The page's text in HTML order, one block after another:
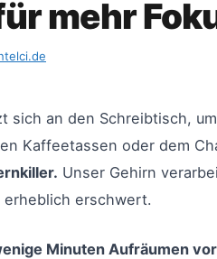
mehr
sich an den Schreibtisch,
Kaffeetassen oder dem
Unser Gehirn
erschwert.
Minuten Aufräumen